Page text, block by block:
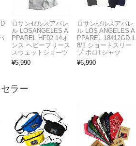
ロサンゼルスアパレ
ル LOSANGELES A
PPAREL HF02 14オ
ンス ヘビーフリース
スウェットショーツ
¥5,990
ロサンゼルスアパレ
ル LOS ANGELES A
PPAREL 18412GD 1
8/1 ショートスリー
ブ ポロTシャツ
¥6,990
ラー